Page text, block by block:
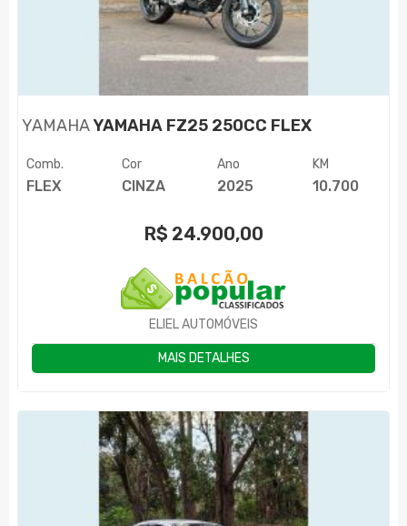
YAMAHAYAMAHA FZ25 250CC FLEX
Comb.
FLEX
Cor
CINZA
Ano
2025
KM
10.700
R$ 24.900,00
ELIEL AUTOMÓVEIS
MAIS DETALHES